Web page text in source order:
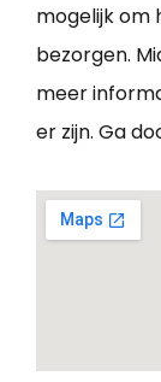
mogelijk om
bezorgen.
meer
er zijn. Ga